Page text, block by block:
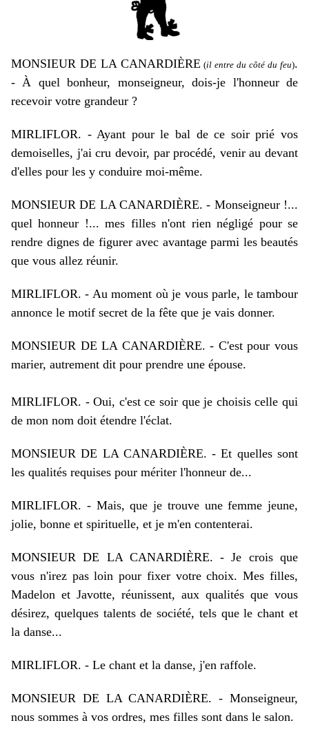
MONSIEUR DE LA CANARDIÈRE (il entre du côté du feu).
- À quel bonheur, monseigneur, dois-je l'honneur de
recevoir votre grandeur ?
MIRLIFLOR. - Ayant pour le bal de ce soir prié vos
demoiselles, j'ai cru devoir, par procédé, venir au devant
d'elles pour les y conduire moi-même.
MONSIEUR DE LA CANARDIÈRE. - Monseigneur !...
quel honneur !... mes filles n'ont rien négligé pour se
rendre dignes de figurer avec avantage parmi les beautés
que vous allez réunir.
MIRLIFLOR. - Au moment où je vous parle, le tambour
annonce le motif secret de la fête que je vais donner.
MONSIEUR DE LA CANARDIÈRE. - C'est pour vous
marier, autrement dit pour prendre une épouse.
MIRLIFLOR. - Oui, c'est ce soir que je choisis celle qui
de mon nom doit étendre l'éclat.
MONSIEUR DE LA CANARDIÈRE. - Et quelles sont
les qualités requises pour mériter l'honneur de...
MIRLIFLOR. - Mais, que je trouve une femme jeune,
jolie, bonne et spirituelle, et je m'en contenterai.
MONSIEUR DE LA CANARDIÈRE. - Je crois que
vous n'irez pas loin pour fixer votre choix. Mes filles,
Madelon et Javotte, réunissent, aux qualités que vous
désirez, quelques talents de société, tels que le chant et
la danse...
MIRLIFLOR. - Le chant et la danse, j'en raffole.
MONSIEUR DE LA CANARDIÈRE. - Monseigneur,
nous sommes à vos ordres, mes filles sont dans le salon.